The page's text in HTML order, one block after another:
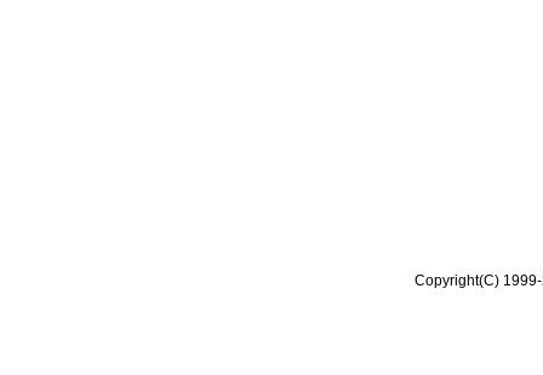
Copyright(C)